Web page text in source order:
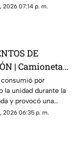
vehicular en el
2026 07:14 p. m.
DE
| Camioneta
calcinada
así se
momento
por
la unidad durante la
y provocó una
en una de
2026 06:35 p. m.